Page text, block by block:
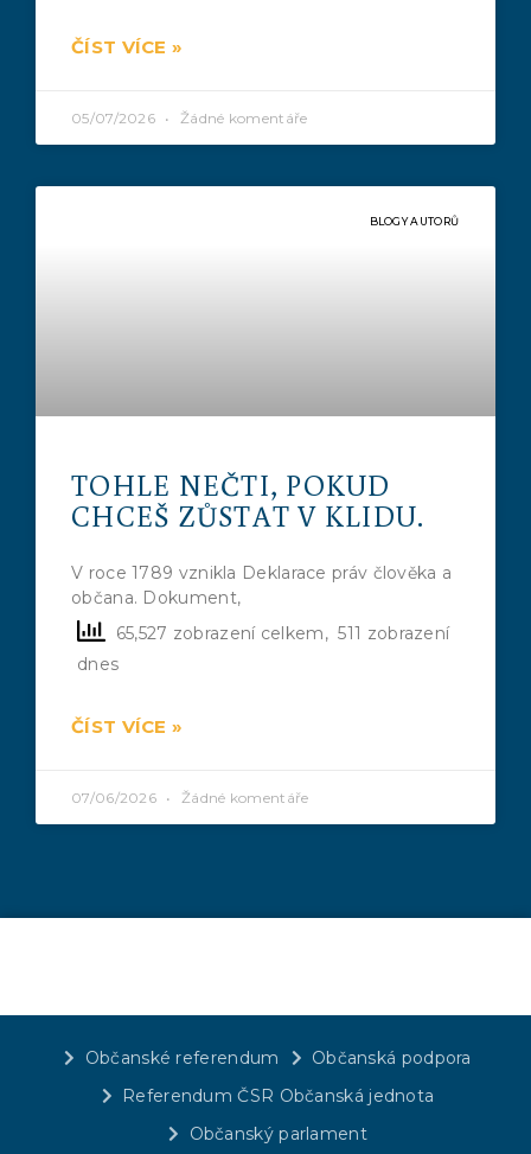
ČÍST VÍCE »
05/07/2026 Žádné komentáře
BLOGY AUTORŮ
TOHLE NEČTI, POKUD
CHCEŠ ZŮSTAT V KLIDU.
V roce 1789 vznikla Deklarace práv člověka a
občana. Dokument,
65,527 zobrazení celkem, 511 zobrazení
dnes
ČÍST VÍCE »
07/06/2026 Žádné komentáře
Občanské referendum
Občanská podpora
Referendum ČSR Občanská jednota
Občanský parlament